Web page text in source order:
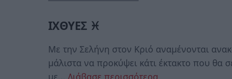
ΙΧΘΥΕΣ ♓
Με την Σελήνη στον Κριό αναμένονται
μάλιστα να προκύψει κάτι έκτακτο που θα
με... Διάβασε περισσότερα